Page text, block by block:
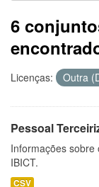
6
Licenças: Outra
Pessoal
Informações sobre
IBICT.
CSV